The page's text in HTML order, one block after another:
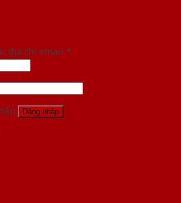
địa chỉ email *
Đăng nhập